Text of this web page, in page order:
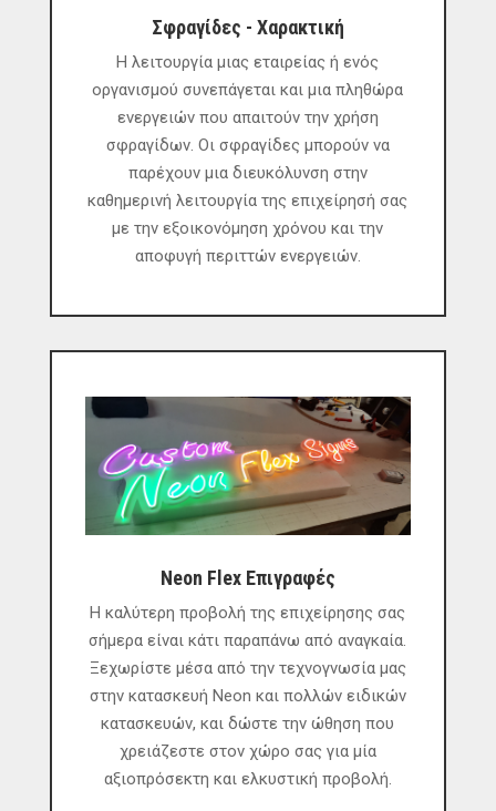
Σφραγίδες - Χαρακτική
Η λειτουργία μιας εταιρείας ή ενός
οργανισμού συνεπάγεται και μια πληθώρα
ενεργειών που απαιτούν την χρήση
σφραγίδων. Οι σφραγίδες μπορούν να
παρέχουν μια διευκόλυνση στην
καθημερινή λειτουργία της επιχείρησή σας
με την εξοικονόμηση χρόνου και την
αποφυγή περιττών ενεργειών.
Neon Flex Επιγραφές
Η καλύτερη προβολή της επιχείρησης σας
σήμερα είναι κάτι παραπάνω από αναγκαία.
Ξεχωρίστε μέσα από την τεχνογνωσία μας
στην κατασκευή Neon και πολλών ειδικών
κατασκευών, και δώστε την ώθηση που
χρειάζεστε στον χώρο σας για μία
αξιοπρόσεκτη και ελκυστική προβολή.